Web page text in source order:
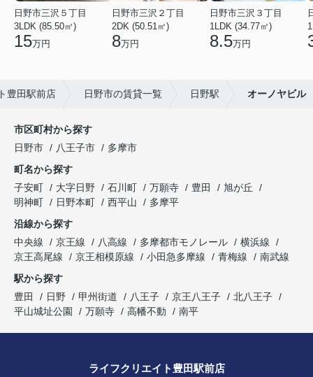
日野市三沢５丁目
3LDK (85.50㎡)
15万円
日野市三沢２丁目
2DK (50.51㎡)
8万円
日野市三沢３丁目
1LDK (34.77㎡)
8.5万円
豊田駅前店 日野市の賃貸一覧 日野駅 オーノヤビル
市区町村から探す
日野市
八王子市
多摩市
町名から探す
子安町
大字日野 石川町 万願寺 豊田
旭が丘
明神町
日野本町 西平山
多摩平
沿線から探す
中央線
京王線 八高線 多摩都市モノレール
横浜線
京王高尾線
京王相模原線 小田急多摩線 青梅線
南武線
駅から探す
豊田
日野 甲州街道 八王子 京王八王子
北八王子
平山城址公園
万願寺 高幡不動 南平
ライフクリエイト豊田駅前店